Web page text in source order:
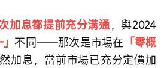
加息都提前充分溝通，與2024
不同——那次是市場在 「零概
加息，當前市場已充分定價加